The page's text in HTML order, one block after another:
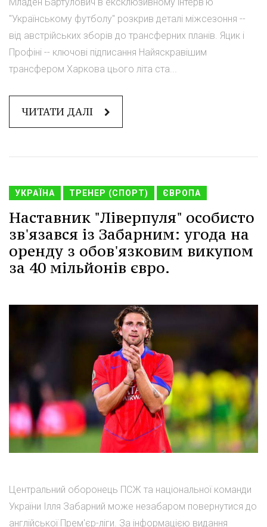
"Українському футболу" розкрив деталі міжсезоння --
від австрійських зборів до трансферних планів. Яцик і
Профіні -- ключові підписання Найяскравішим
трансфером Харкова цього літа ста...
ЧИТАТИ ДАЛІ
УКРАЇНА ТРЕНЕР (СПОРТ) ЄВРОПА
Наставник "Ліверпуля" особисто
зв'язався із Забарним: угода на
оренду з обов'язковим викупом
за 40 мільйонів євро.
Центральний оборонець ПСЖ та національної команди
України Ілля Забарний може незабаром повернутися до
англійської Прем'єр-ліги. За інформацією видання